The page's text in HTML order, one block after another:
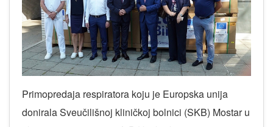
Primopredaja respiratora koju je Europska unija
donirala Sveučilišnoj kliničkoj bolnici (SKB) Mostar u